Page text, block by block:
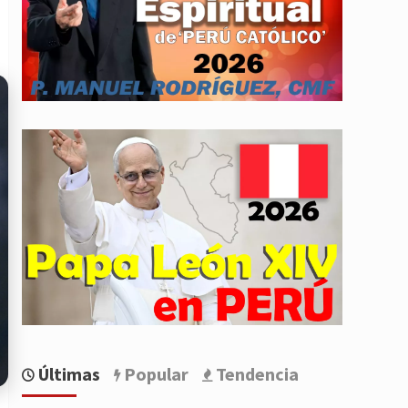
Últimas Popular Tendencia